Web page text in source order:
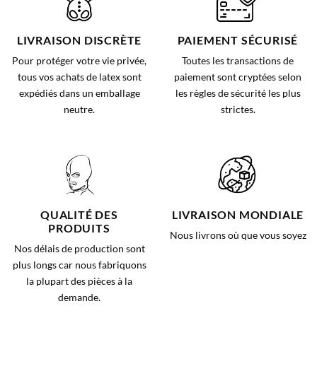
LIVRAISON DISCRÈTE
Pour protéger votre vie privée,
tous vos achats de latex sont
expédiés dans un emballage
neutre.
PAIEMENT SÉCURISÉ
Toutes les transactions de
paiement sont cryptées selon
les règles de sécurité les plus
strictes.
QUALITÉ DES
PRODUITS
Nos délais de production sont
plus longs car nous fabriquons
la plupart des pièces à la
demande.
LIVRAISON MONDIALE
Nous livrons où que vous soyez